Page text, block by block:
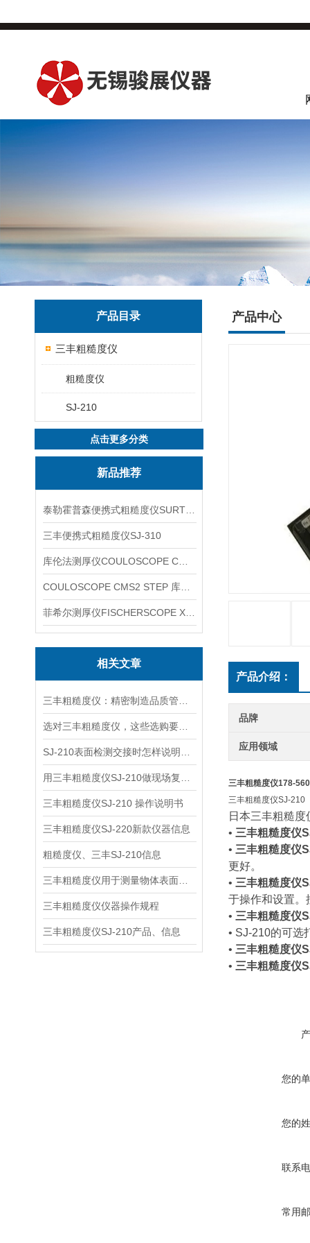
产品目录
三丰粗糙度仪
粗糙度仪
SJ-210
点击更多分类
新品推荐
三丰便携式粗糙度仪SJ-310
相关文章
三丰粗糙度仪SJ-210 操作说明书
三丰粗糙度仪SJ-220新款仪器信息
粗糙度仪、三丰SJ-210信息
三丰粗糙度仪仪器操作规程
三丰粗糙度仪SJ-210产品、信息
产品中心
产品介绍：
品牌
应用领域
三丰粗糙度仪178-
三丰粗糙度仪SJ-210
日本三丰粗糙
• 三丰粗糙度仪
• 三丰粗糙度仪
更好。
• 三丰粗糙度仪
于操作和设置。
• 三丰粗糙度仪
• SJ-210的可选
• 三丰粗糙度仪
• 三丰粗糙度仪
您的
您的
联系
常用